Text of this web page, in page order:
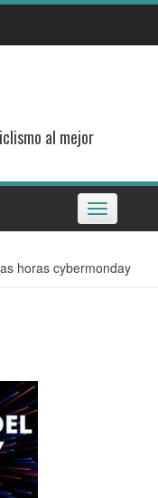
al mejor
Toggle
navigation
horas cybermonday